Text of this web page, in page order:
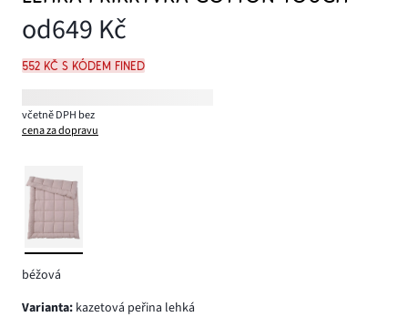
od649 Kč
552 Kč s kódem FINED
včetně DPH bez
cena za dopravu
béžová
varianta: kazetová peřina lehká